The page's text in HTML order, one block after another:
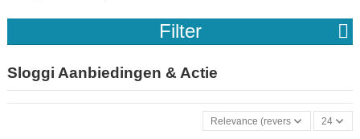
Sloggi Aanbiedingen & Actie
Relevance (reverse) 24
Filter